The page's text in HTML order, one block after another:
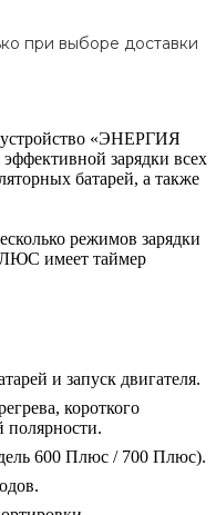
при выборе доставки
устройство «ЭНЕРГИЯ
зарядки всех
батарей, а также
режимов зарядки
имеет таймер
и запуск двигателя.
короткого
полярности.
600 Плюс / 700 Плюс).